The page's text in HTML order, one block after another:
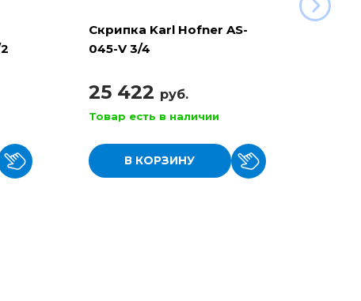
Скрипка Karl Hofner AS-
045-V 3/4
25 422 руб.
Товар есть в наличии
В КОРЗИНУ